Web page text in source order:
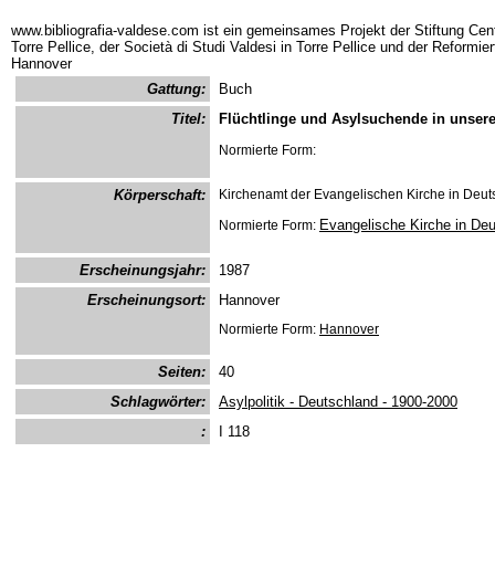
www.bibliografia-valdese.com ist ein gemeinsames Projekt der Stiftung
Torre Pellice, der Società di Studi Valdesi in Torre Pellice und der
Hannover
Gattung:
Buch
Titel:
Flüchtlinge und Asylsuchende in
Normierte Form:
Körperschaft: Kirchenamt der Evangelischen Kirche in
Normierte Form: Evangelische Kirche in
Erscheinungsjahr:
1987
Erscheinungsort:
Hannover
Normierte Form: Hannover
Seiten:
40
Schlagwörter:
Asylpolitik - Deutschland - 1900-2000
:
I 118